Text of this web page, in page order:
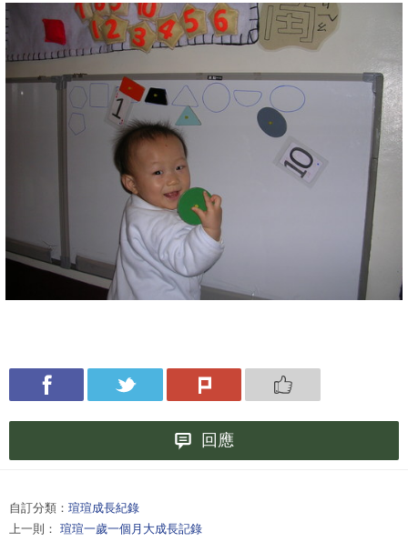
回應
自訂分類： 瑄瑄成長紀錄
上一則： 瑄瑄一歲一個月大成長記錄